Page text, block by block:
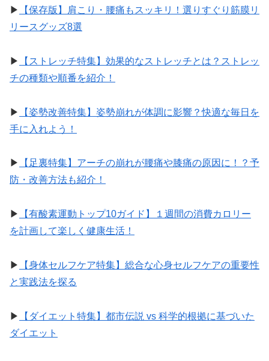
▶︎
【保存版】肩こり・腰痛もスッキリ！選りすぐり筋膜リ
リースグッズ8選
▶︎
【ストレッチ特集】効果的なストレッチとは？ストレッ
チの種類や順番を紹介！
▶︎
【姿勢改善特集】姿勢崩れが体調に影響？快適な毎日を
手に入れよう！
▶︎
【足裏特集】アーチの崩れが腰痛や膝痛の原因に！？予
防・改善方法も紹介！
▶︎
【有酸素運動トップ10ガイド】１週間の消費カロリー
を計画して楽しく健康生活！
▶︎
【身体セルフケア特集】総合な心身セルフケアの重要性
と実践法を探る
▶︎
【ダイエット特集】都市伝説 vs 科学的根拠に基づいた
ダイエット